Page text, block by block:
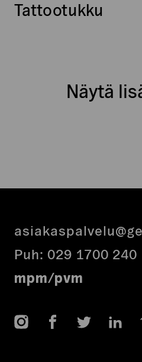
Tattootukku
Näytä
Puh: 029 1700 240
mpm/pvm
InstagramFacebookTwitter